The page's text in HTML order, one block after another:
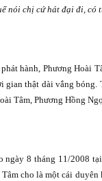
nói chị cứ hát đại đi, có
hành, Phương Hoài
gian thật dài vắng bóng.
Tâm, Phương Hồng
8 tháng 11/2008
cho là một cái